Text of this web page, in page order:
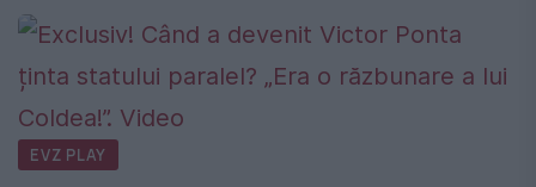
EVZ PLAY